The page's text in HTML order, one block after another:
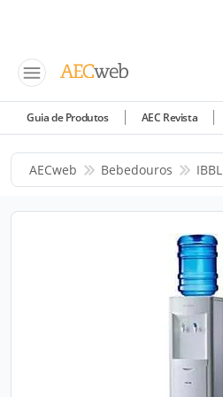
Guia de Produtos AEC Revista
AECweb Bebedouros IBBL